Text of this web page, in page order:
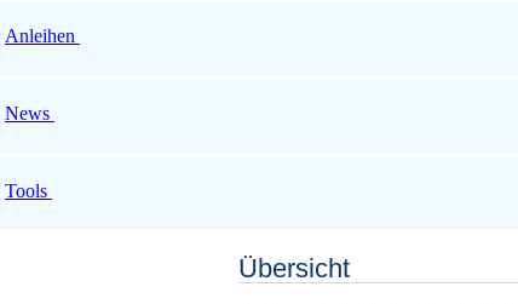
Anleihen
News
Tools
Übersicht